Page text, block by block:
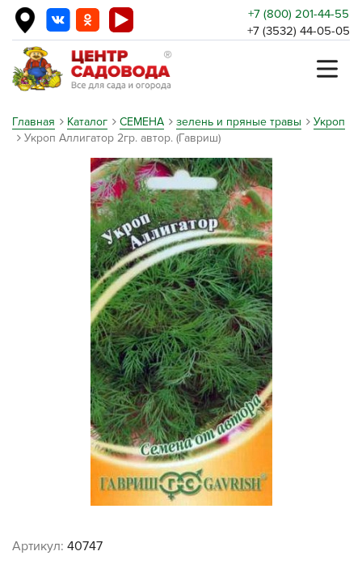
+7 (800) 201-44-55
+7 (3532) 44-05-05
Главная Каталог СЕМЕНА зелень и пряные травы
Укроп
Укроп Аллигатор 2гр. автор. (Гавриш)
Артикул: 40747